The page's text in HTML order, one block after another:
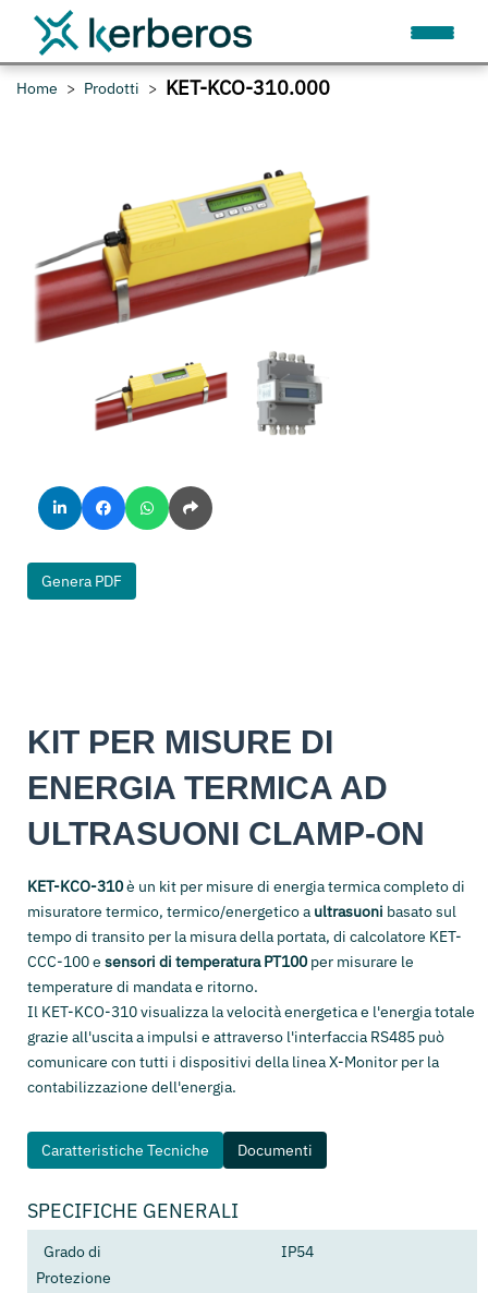
Home Prodotti KET-KCO-310.000
Genera PDF
KIT PER MISURE DI
ENERGIA TERMICA AD
ULTRASUONI CLAMP-ON
KET-KCO-310è un kit per misure di energia termica completo di
misuratore termico, termico/energetico a ultrasuoni basato sul
tempo di transito per la misura della portata, di calcolatore KET-
CCC-100 e sensori di temperatura PT100per misurare le
temperature di mandata e ritorno.
Il KET-KCO-310 visualizza la velocità energetica e l'energia totale
grazie all'uscita a impulsi e attraverso l'interfaccia RS485 può
comunicare con tutti i dispositivi della linea X-Monitor per la
contabilizzazione dell'energia.
Caratteristiche Tecniche Documenti
SPECIFICHE GENERALI
Grado di
Protezione
IP54